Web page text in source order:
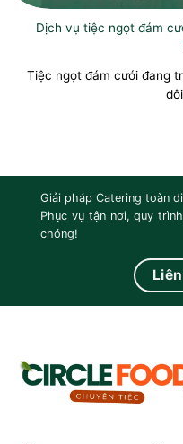
Dịch vụ tiệc ngọt đám
Tiệc ngọt đám cưới đang
Giải pháp Catering toàn
Phục vụ tận nơi, quy
chóng!